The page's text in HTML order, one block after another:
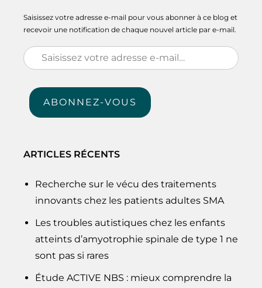
Saisissez votre adresse e-mail pour vous abonner à ce blog et
recevoir une notification de chaque nouvel article par e-mail.
Saisissez
votre
adresse
mail…
ABONNEZ-VOUS
ARTICLES RÉCENTS
Recherche sur le vécu des traitements
innovants chez les patients adultes SMA
Les troubles autistiques chez les enfants
atteints d’amyotrophie spinale de type 1 ne
sont pas si rares
Étude ACTIVE NBS : mieux comprendre la